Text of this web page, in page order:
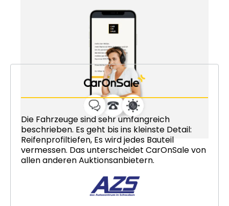
Das sagen begeisterte
Händlerkollegen
Die Fahrzeuge sind sehr umfangreich
beschrieben. Es geht bis ins kleinste Detail:
Reifenprofiltiefen, Es wird jedes Bauteil
vermessen. Das unterscheidet CarOnSale von
allen anderen Auktionsanbietern.